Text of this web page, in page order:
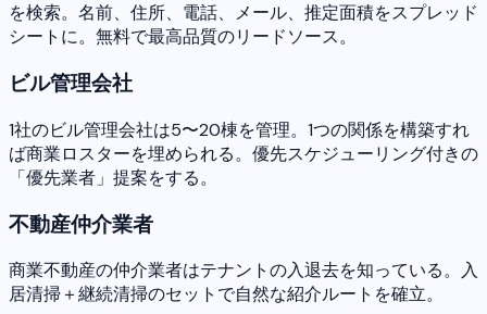
を検索。名前、住所、電話、メール、推定面積をスプレッド
シートに。無料で最高品質のリードソース。
ビル管理会社
1社のビル管理会社は5〜20棟を管理。1つの関係を構築すれ
ば商業ロスターを埋められる。優先スケジューリング付きの
「優先業者」提案をする。
不動産仲介業者
商業不動産の仲介業者はテナントの入退去を知っている。入
居清掃＋継続清掃のセットで自然な紹介ルートを確立。